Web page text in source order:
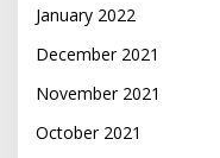
January 2022
December 2021
November 2021
October 2021